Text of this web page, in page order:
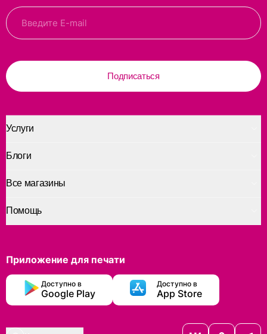
Подписаться
Услуги
Помощь
Блоги
Все магазины
Приложение для печати
Доступно в
Google Play
Доступно в
App Store